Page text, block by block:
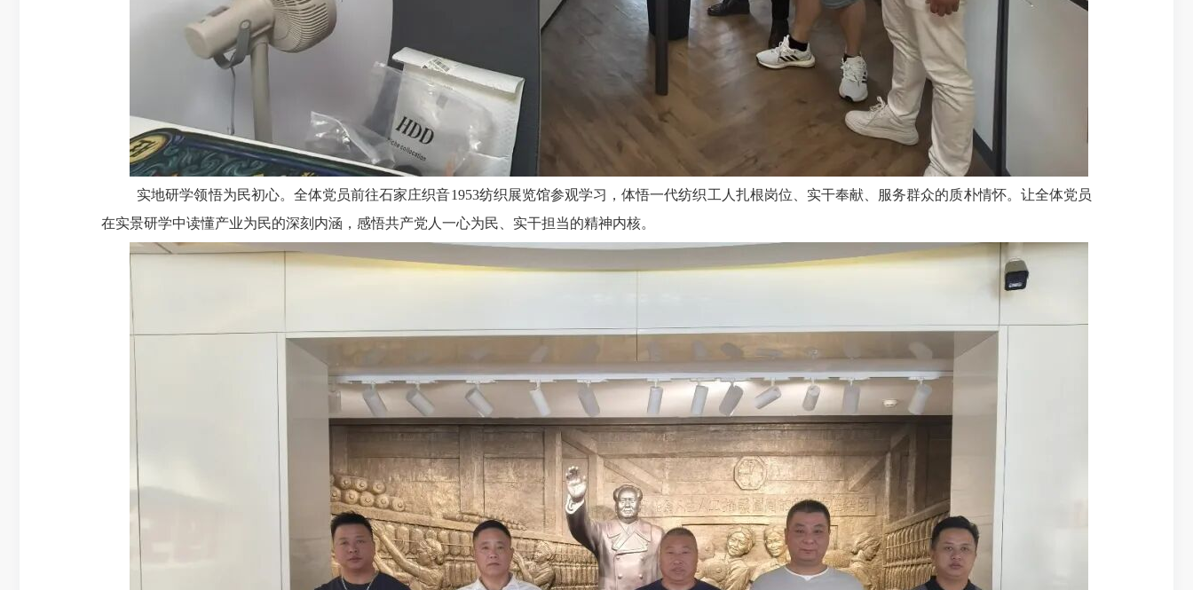
实地研学领悟为民初心。全体党员前往石家庄织音1953纺织展览馆参观学习，体悟一代纺织工人扎根岗位、实干奉献、服务群众的质朴情怀。让全体党员
在实景研学中读懂产业为民的深刻内涵，感悟共产党人一心为民、实干担当的精神内核。